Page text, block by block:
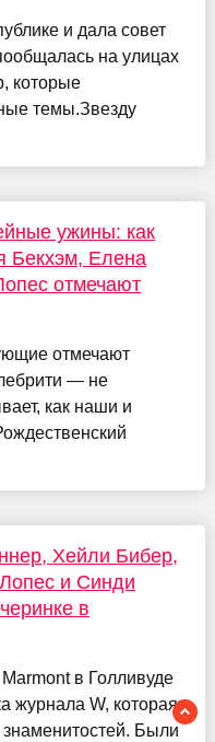
и дала совет
на улицах
которые
темы.Звезду
ужины: как
Бекхэм, Елена
отмечают
отмечают
— не
как наши и
Хейли Бибер,
и Синди
в
в Голливуде
журнала W, которая
Были